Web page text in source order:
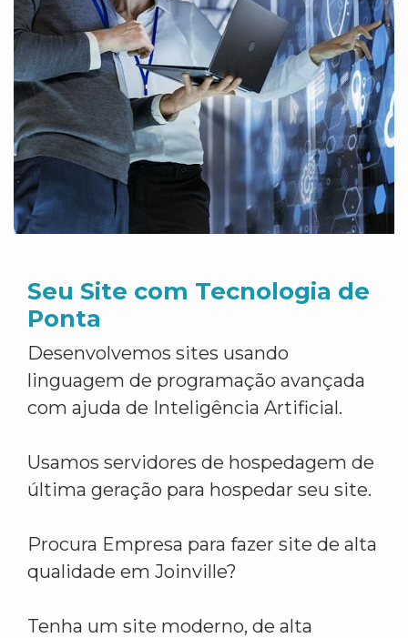
Seu Site com Tecnologia de
Ponta
Desenvolvemos sites usando
linguagem de programação avançada
com ajuda de Inteligência Artificial.
Usamos servidores de hospedagem de
última geração para hospedar seu site.
Procura Empresa para fazer site de alta
qualidade em Joinville?
Tenha um site moderno, de alta